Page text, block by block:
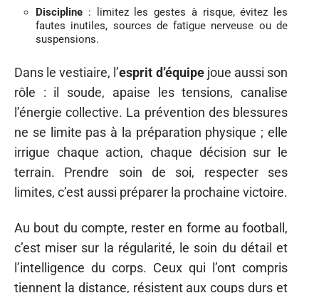
Discipline : limitez les gestes à risque, évitez les
fautes inutiles, sources de fatigue nerveuse ou de
suspensions.
Dans le vestiaire, l’esprit d’équipejoue aussi son
rôle : il soude, apaise les tensions, canalise
l’énergie collective. La prévention des blessures
ne se limite pas à la préparation physique ; elle
irrigue chaque action, chaque décision sur le
terrain. Prendre soin de soi, respecter ses
limites, c’est aussi préparer la prochaine victoire.
Au bout du compte, rester en forme au football,
c’est miser sur la régularité, le soin du détail et
l’intelligence du corps. Ceux qui l’ont compris
tiennent la distance, résistent aux coups durs et